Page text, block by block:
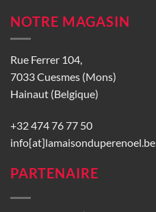
NOTRE MAGASIN
Rue Ferrer 104,
7033 Cuesmes (Mons)
Hainaut (Belgique)
+32 474 76 77 50
info[at]lamaisonduperenoel.be
PARTENAIRE